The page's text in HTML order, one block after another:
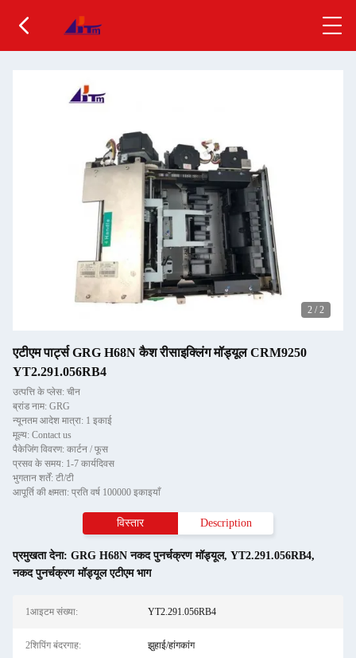
2 / 2
एटीएम पार्ट्स GRG H68N कैश रीसाइक्लिंग मॉड्यूल CRM9250
YT2.291.056RB4
उत्पत्ति के प्लेस: चीन
ब्रांड नाम: GRG
न्यूनतम आदेश मात्रा: 1 इकाई
मूल्य: Contact us
पैकेजिंग विवरण: कार्टन / फूस
प्रसव के समय: 1-7 कार्यदिवस
भुगतान शर्तें: टी/टी
आपूर्ति की क्षमता: प्रति वर्ष 100000 इकाइयाँ
विस्तार Description
प्रमुखता देना: GRG H68N नकद पुनर्चक्रण मॉड्यूल, YT2.291.056RB4,
नकद पुनर्चक्रण मॉड्यूल एटीएम भाग
1आइटम संख्या: YT2.291.056RB4
2शिपिंग बंदरगाह: झुहाई/हांगकांग